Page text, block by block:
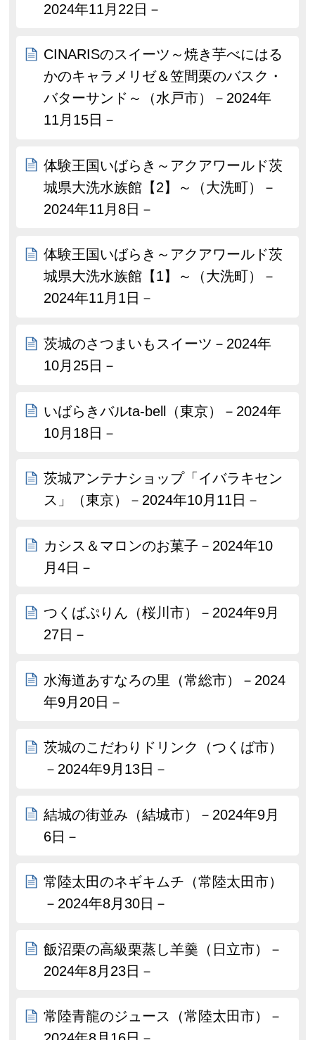
2024年11月22日－
CINARISのスイーツ～焼き芋べにはる
かのキャラメリゼ＆笠間栗のバスク・
バターサンド～（水戸市）－2024年
11月15日－
体験王国いばらき～アクアワールド茨
城県大洗水族館【2】～（大洗町）－
2024年11月8日－
体験王国いばらき～アクアワールド茨
城県大洗水族館【1】～（大洗町）－
2024年11月1日－
茨城のさつまいもスイーツ－2024年
10月25日－
いばらきバルta-bell（東京）－2024年
10月18日－
茨城アンテナショップ「イバラキセン
ス」（東京）－2024年10月11日－
カシス＆マロンのお菓子－2024年10
月4日－
つくばぷりん（桜川市）－2024年9月
27日－
水海道あすなろの里（常総市）－2024
年9月20日－
茨城のこだわりドリンク（つくば市）
－2024年9月13日－
結城の街並み（結城市）－2024年9月
6日－
常陸太田のネギキムチ（常陸太田市）
－2024年8月30日－
飯沼栗の高級栗蒸し羊羹（日立市）－
2024年8月23日－
常陸青龍のジュース（常陸太田市）－